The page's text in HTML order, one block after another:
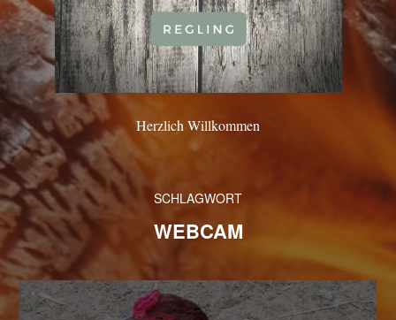
Herzlich Willkommen
SCHLAGWORT
WEBCAM